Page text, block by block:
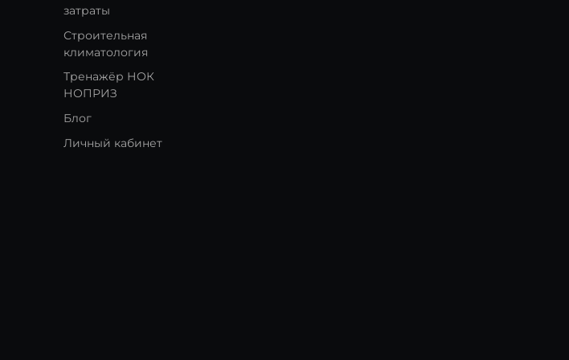
затраты
Строительная
климатология
Тренажёр НОК
НОПРИЗ
Блог
Личный кабинет